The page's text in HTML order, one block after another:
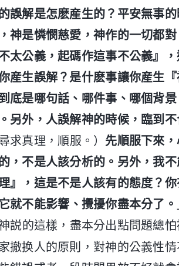
誤解是怎麽産生的？平安無事的
神是憐憫慈愛，神作的一切都對
太公義，起碼作這事不公義』，
産生誤解？是什麽事讓你産生『
底是哪句話、哪件事、哪個背景
另外，人誤解神的時候，臨到不
尋求真理，順服。） 先順服下來，
，不是人該分析的。另外，我不
』，這是不是人該有的態度？你
就不能影響、攪擾你盡本分了。
説的這樣，盡本分出點問題總怕
撤换人的原則，對神的公義性情